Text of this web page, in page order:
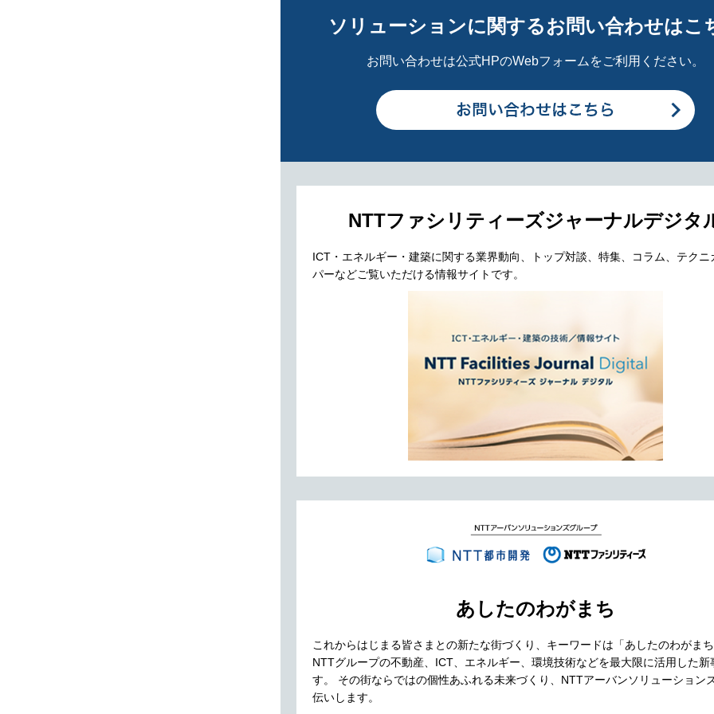
ソリューションに関するお問い合わせはこ
お問い合わせは公式HPのWebフォームをご利用ください。
NTTファシリティーズジャーナルデジタ
ICT・エネルギー・建築に関する業界動向、トップ対談、特集、コラム、テクニ
パーなどご覧いただける情報サイトです。
あしたのわがまち
これからはじまる皆さまとの新たな街づくり、キーワードは「あしたのわがまち
NTTグループの不動産、ICT、エネルギー、環境技術などを最大限に活用した新
す。 その街ならではの個性あふれる未来づくり、NTTアーバンソリューション
伝いします。